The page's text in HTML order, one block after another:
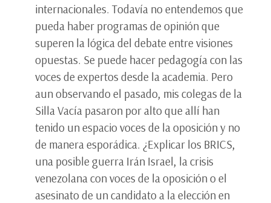
internacionales. Todavía no entendemos que
pueda haber programas de opinión que
superen la lógica del debate entre visiones
opuestas. Se puede hacer pedagogía con las
voces de expertos desde la academia. Pero
aun observando el pasado, mis colegas de la
Silla Vacía pasaron por alto que allí han
tenido un espacio voces de la oposición y no
de manera esporádica. ¿Explicar los BRICS,
una posible guerra Irán Israel, la crisis
venezolana con voces de la oposición o el
asesinato de un candidato a la elección en